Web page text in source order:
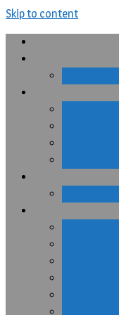
Skip to content